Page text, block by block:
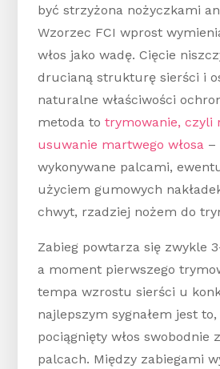
być strzyżona nożyczkami
Wzorzec FCI wprost
włos jako wadę. Cięcie
drucianą strukturę sierści i
naturalne właściwości
metoda totrymowanie, czyli
usuwanie martwego włosa –
wykonywane palcami,
użyciem gumowych
chwyt, rzadziej nożem do
Zabieg powtarza się zwykle
a moment pierwszego
tempa wzrostu sierści u
najlepszym sygnałem jest
pociągnięty włos swobodnie
palcach. Między zabiegami